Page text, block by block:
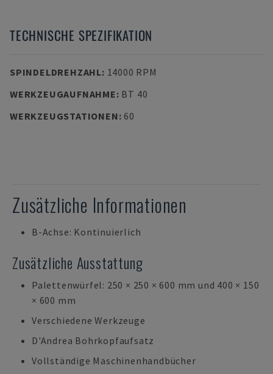
TECHNISCHE SPEZIFIKATION
SPINDELDREHZAHL: 14000 RPM
WERKZEUGAUFNAHME: BT 40
WERKZEUGSTATIONEN: 60
Zusätzliche Informationen
B-Achse: Kontinuierlich
Zusätzliche Ausstattung
Palettenwürfel: 250 × 250 × 600 mm und 400 × 150
× 600 mm
Verschiedene Werkzeuge
D'Andrea Bohrkopfaufsatz
Vollständige Maschinenhandbücher